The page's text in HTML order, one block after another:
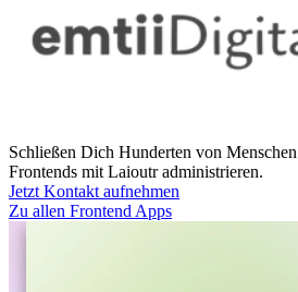
Schließen Dich Hunderten von
Frontends mit Laioutr administrieren.
Jetzt Kontakt aufnehmen
Zu allen Frontend Apps